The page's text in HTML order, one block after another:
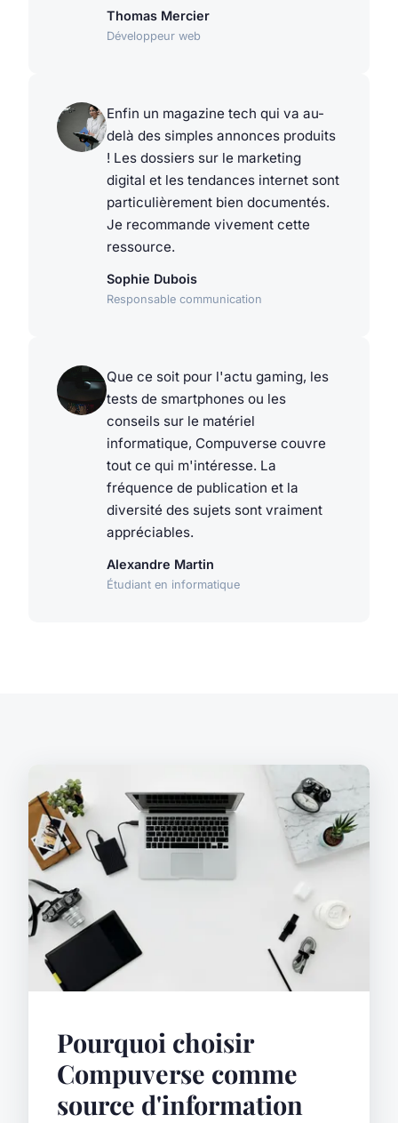
Thomas Mercier
Développeur web
Enfin un magazine tech qui va au-
delà des simples annonces produits
! Les dossiers sur le marketing
digital et les tendances internet sont
particulièrement bien documentés.
Je recommande vivement cette
ressource.
Sophie Dubois
Responsable communication
Que ce soit pour l'actu gaming, les
tests de smartphones ou les
conseils sur le matériel
informatique, Compuverse couvre
tout ce qui m'intéresse. La
fréquence de publication et la
diversité des sujets sont vraiment
appréciables.
Alexandre Martin
Étudiant en informatique
Pourquoi choisir
Compuverse comme
source d'information